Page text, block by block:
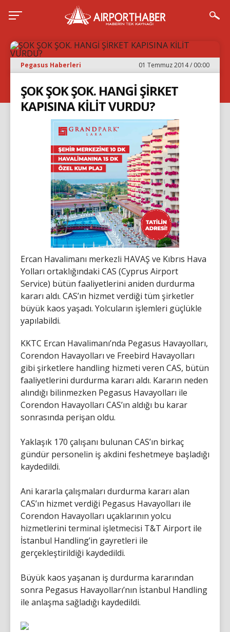
Pegasus Haberleri 01 Temmuz 2014 / 00:00
ŞOK ŞOK ŞOK. HANGİ ŞİRKET
KAPISINA KİLİT VURDU?
Ercan Havalimanı merkezli HAVAŞ ve Kıbrıs Hava
Yolları ortaklığındaki CAS (Cyprus Airport
Service) bütün faaliyetlerini aniden durdurma
kararı aldı. CAS’ın hizmet verdiği tüm şirketler
büyük kaos yaşadı. Yolcuların işlemleri güçlükle
yapılabildi.
KKTC Ercan Havalimanı’nda Pegasus Havayolları,
Corendon Havayolları ve Freebird Havayolları
gibi şirketlere handling hizmeti veren CAS, bütün
faaliyetlerini durdurma kararı aldı. Kararın neden
alındığı bilinmezken Pegasus Havayolları ile
Corendon Havayolları CAS’ın aldığı bu karar
sonrasında perişan oldu.
Yaklaşık 170 çalışanı bulunan CAS’ın birkaç
gündür personelin iş akdini feshetmeye başladığı
kaydedildi.
Ani kararla çalışmaları durdurma kararı alan
CAS’ın hizmet verdiği Pegasus Havayolları ile
Corendon Havayolları uçaklarının yolcu
hizmetlerini terminal işletmecisi T&T Airport ile
İstanbul Handling’in gayretleri ile
gerçekleştirildiği kaydedildi.
Büyük kaos yaşanan iş durdurma kararından
sonra Pegasus Havayolları’nın İstanbul Handling
ile anlaşma sağladığı kaydedildi.